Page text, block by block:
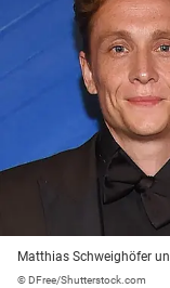
Matthias Schweighöfer
© DFree/Shutterstock.com